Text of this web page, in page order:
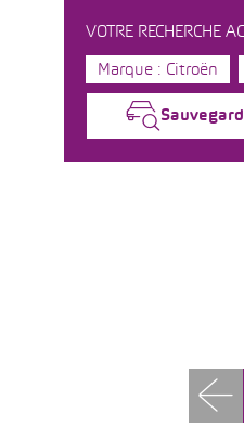
VOTRE RECHERCHE
Marque : Citroën